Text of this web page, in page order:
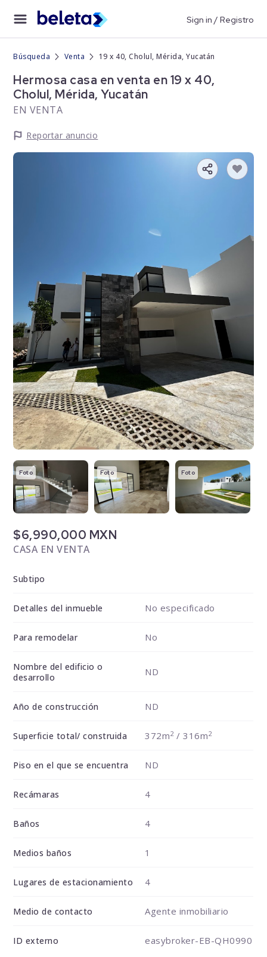
Sign in / Registro
Búsqueda Venta 19 x 40, Cholul, Mérida, Yucatán
Hermosa casa en venta en 19 x 40,
Cholul, Mérida, Yucatán
EN VENTA
Reportar anuncio
Foto Foto Foto
$6,990,000 MXN
CASA EN VENTA
Subtipo
Detalles del inmueble No especificado
Para remodelar No
Nombre del edificio o
desarrollo
ND
Año de construcción ND
Superficie total/ construida 372m2/ 316m2
Piso en el que se encuentra ND
Recámaras 4
Baños 4
Medios baños 1
Lugares de estacionamiento 4
Medio de contacto Agente inmobiliario
ID externo easybroker-EB-QH0990